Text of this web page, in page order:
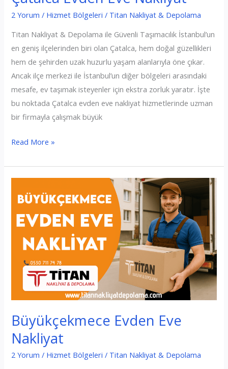
2 Yorum / Hizmet Bölgeleri / Titan Nakliyat & Depolama
Titan Nakliyat & Depolama ile Güvenli Taşımacılık İstanbul’un
en geniş ilçelerinden biri olan Çatalca, hem doğal güzellikleri
hem de şehirden uzak huzurlu yaşam alanlarıyla öne çıkar.
Ancak ilçe merkezi ile İstanbul’un diğer bölgeleri arasındaki
mesafe, ev taşımak isteyenler için ekstra zorluk yaratır. İşte
bu noktada Çatalca evden eve nakliyat hizmetlerinde uzman
bir firmayla çalışmak büyük
Çatalca
Eve
Read More »
Büyükçekmece Evden Eve
Nakliyat
2 Yorum / Hizmet Bölgeleri / Titan Nakliyat & Depolama